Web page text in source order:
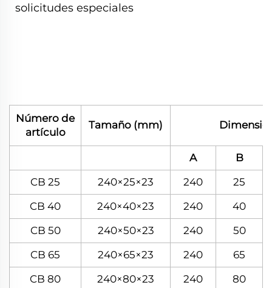
solicitudes especiales
Número de
artículo
Tamaño (mm)
A
B
CB 25
240×25×23 240
25
CB 40
240×40×23 240
40
CB 50
240×50×23 240
50
CB 65
240×65×23 240
65
CB 80
240×80×23 240
80